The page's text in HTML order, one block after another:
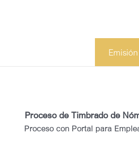
Proceso de Timbrado de
Proceso con Portal para